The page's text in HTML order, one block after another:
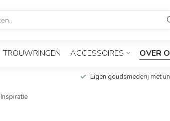
TROUWRINGEN ACCESSOIRES OVER
Wij verpakken uw
Inspiratie